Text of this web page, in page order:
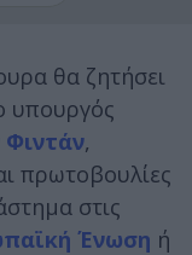
θα ζητήσει
υπουργός
,
πρωτοβουλίες
στις
Ένωση ή